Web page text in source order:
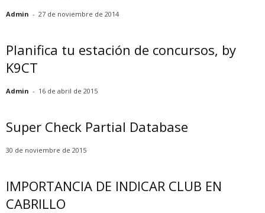
Admin - 27 de noviembre de 2014
Planifica tu estación de concursos, by
K9CT
Admin - 16 de abril de 2015
Super Check Partial Database
30 de noviembre de 2015
IMPORTANCIA DE INDICAR CLUB EN
CABRILLO